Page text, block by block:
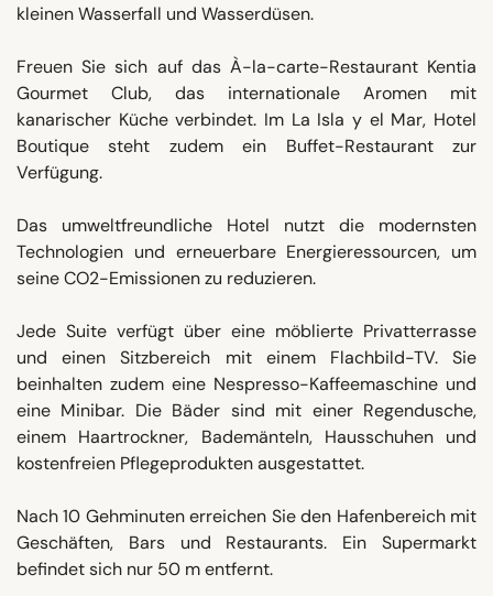
kleinen Wasserfall und Wasserdüsen.
Freuen Sie sich auf das À-la-carte-Restaurant Kentia
Gourmet Club, das internationale Aromen mit
kanarischer Küche verbindet. Im La Isla y el Mar, Hotel
Boutique steht zudem ein Buffet-Restaurant zur
Verfügung.
Das umweltfreundliche Hotel nutzt die modernsten
Technologien und erneuerbare Energieressourcen, um
seine CO2-Emissionen zu reduzieren.
Jede Suite verfügt über eine möblierte Privatterrasse
und einen Sitzbereich mit einem Flachbild-TV. Sie
beinhalten zudem eine Nespresso-Kaffeemaschine und
eine Minibar. Die Bäder sind mit einer Regendusche,
einem Haartrockner, Bademänteln, Hausschuhen und
kostenfreien Pflegeprodukten ausgestattet.
Nach 10 Gehminuten erreichen Sie den Hafenbereich mit
Geschäften, Bars und Restaurants. Ein Supermarkt
befindet sich nur 50 m entfernt.